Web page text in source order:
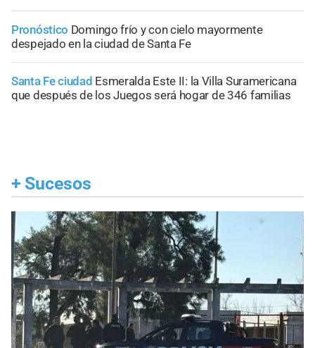
Pronóstico Domingo frío y con cielo mayormente
despejado en la ciudad de Santa Fe
Santa Fe ciudad Esmeralda Este II: la Villa Suramericana
que después de los Juegos será hogar de 346 familias
+ Sucesos